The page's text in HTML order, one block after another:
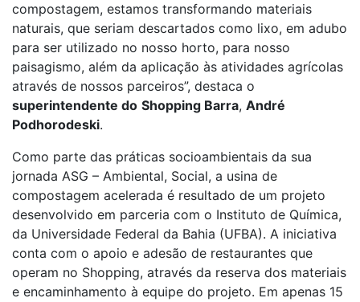
compostagem, estamos transformando materiais
naturais, que seriam descartados como lixo, em adubo
para ser utilizado no nosso horto, para nosso
paisagismo, além da aplicação às atividades agrícolas
através de nossos parceiros”, destaca o
superintendente do Shopping Barra, André
Podhorodeski.
Como parte das práticas socioambientais da sua
jornada ASG – Ambiental, Social, a usina de
compostagem acelerada é resultado de um projeto
desenvolvido em parceria com o Instituto de Química,
da Universidade Federal da Bahia (UFBA). A iniciativa
conta com o apoio e adesão de restaurantes que
operam no Shopping, através da reserva dos materiais
e encaminhamento à equipe do projeto. Em apenas 15